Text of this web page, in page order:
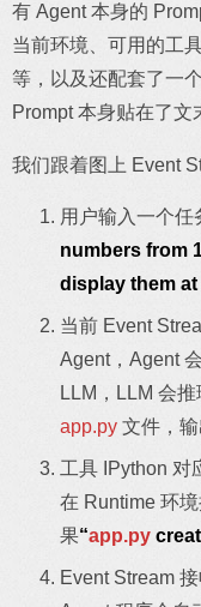
有 Agent 本身的
当前环境、可用的工
等，以及还配套了一
Prompt 本身贴在了文
我们跟着图上 Event
用户输入一个任
numbers from
display them at
当前 Event
Agent，Agent
LLM，LLM 会
app.py 文件，输
工具 IPython 对
在 Runtime 环
果“app.py
Event Stream